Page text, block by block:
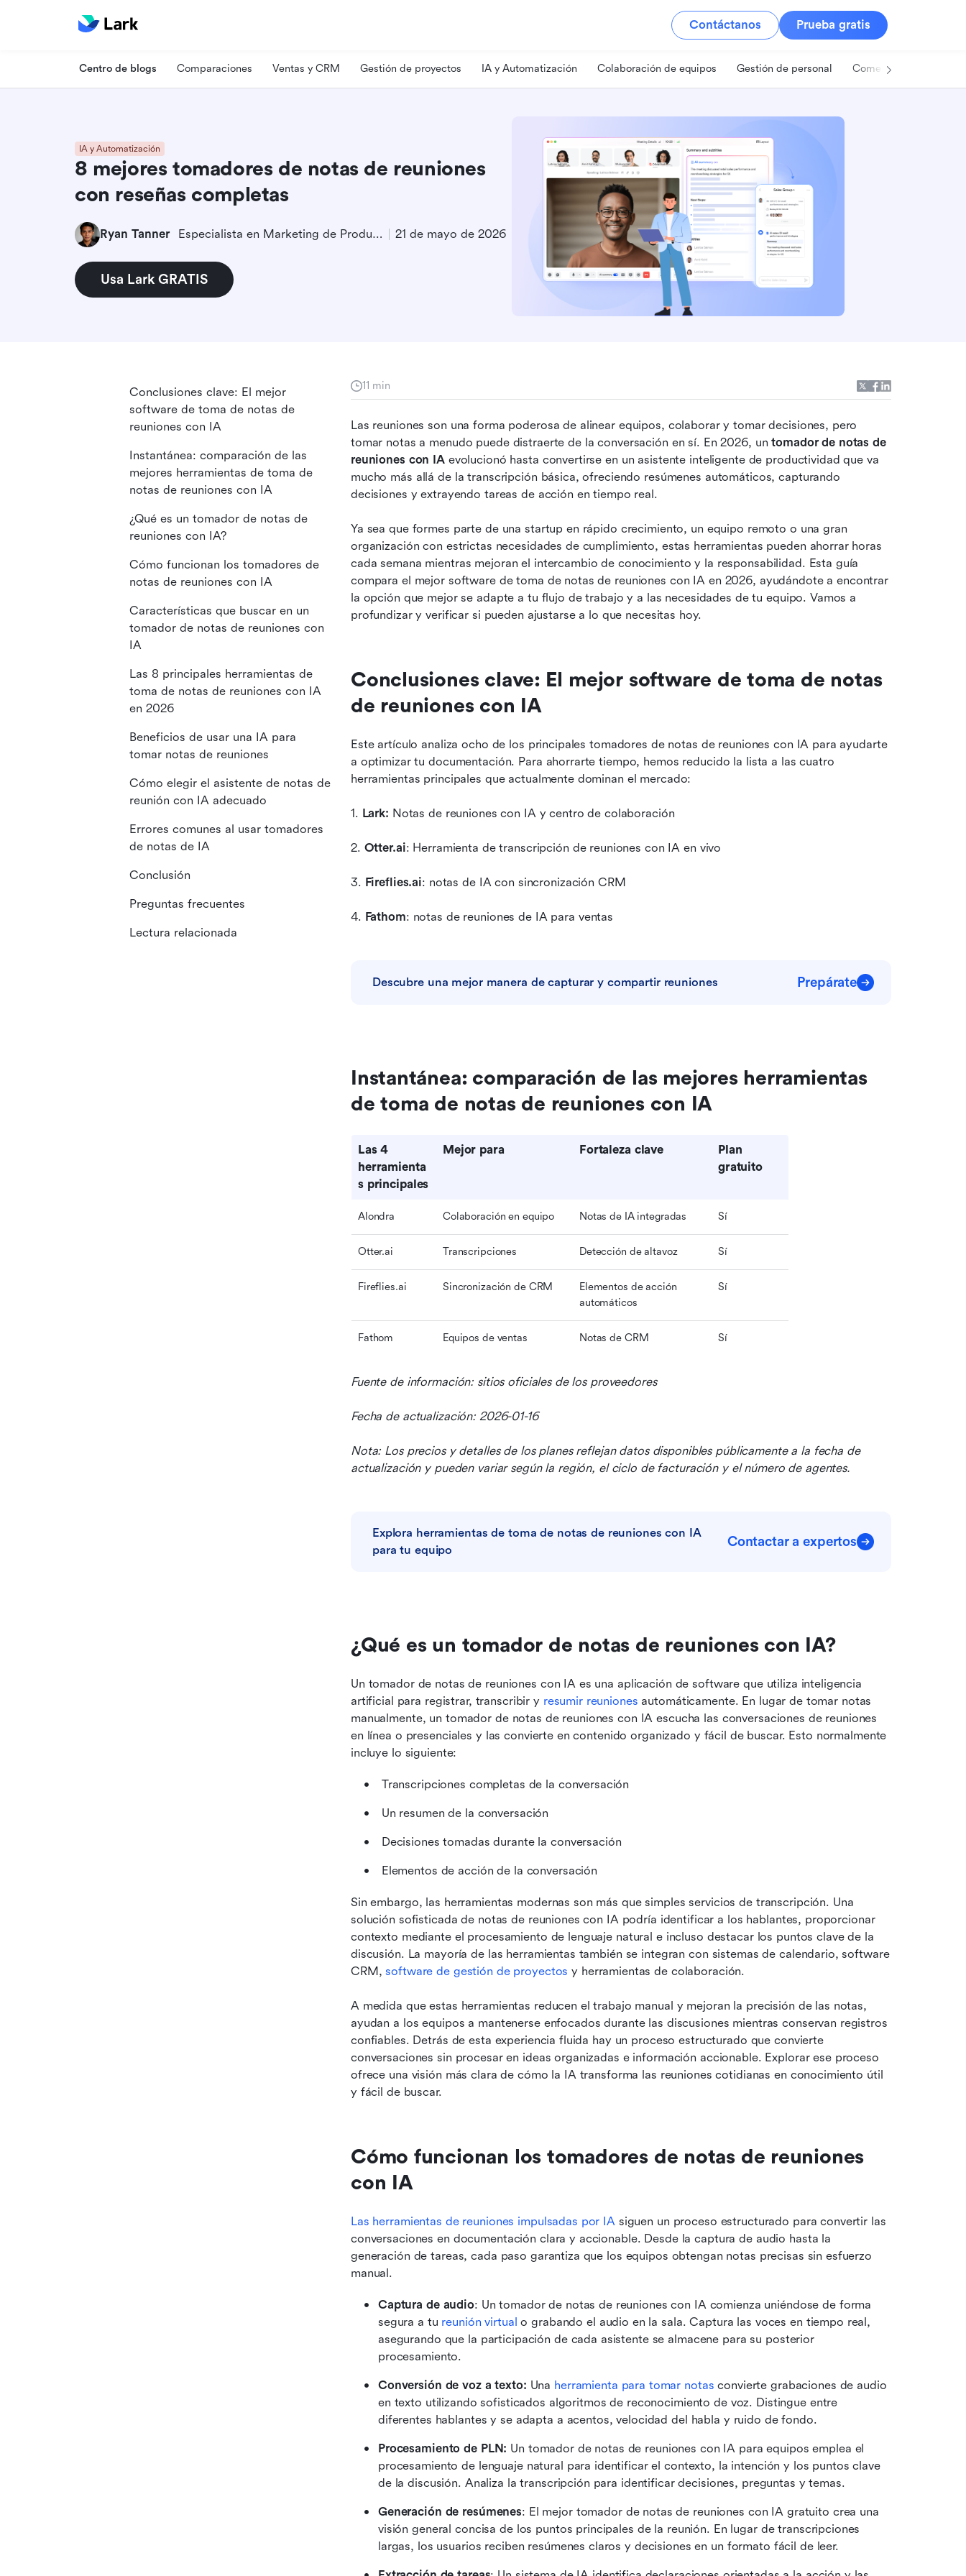
Contáctanos Prueba gratis
Centro de blogs Comparaciones Ventas y CRM Gestión de proyectos IA y Automatización Colaboración de equipos Gestión de personal Comercio minorista
IA y Automatización
8 mejores tomadores de notas de reuniones
con reseñas completas
Ryan Tanner Especialista en Marketing de Producto 21 de mayo de 2026
Usa Lark GRATIS
11 min
Las reuniones son una forma poderosa de alinear equipos, colaborar y tomar decisiones, pero
tomar notas a menudo puede distraerte de la conversación en sí. En 2026, un tomador de notas de
reuniones con IA evolucionó hasta convertirse en un asistente inteligente de productividad que va
mucho más allá de la transcripción básica, ofreciendo resúmenes automáticos, capturando
decisiones y extrayendo tareas de acción en tiempo real.
Ya sea que formes parte de una startup en rápido crecimiento, un equipo remoto o una gran
organización con estrictas necesidades de cumplimiento, estas herramientas pueden ahorrar horas
cada semana mientras mejoran el intercambio de conocimiento y la responsabilidad. Esta guía
compara el mejor software de toma de notas de reuniones con IA en 2026, ayudándote a encontrar
la opción que mejor se adapte a tu flujo de trabajo y a las necesidades de tu equipo. Vamos a
profundizar y verificar si pueden ajustarse a lo que necesitas hoy.
Conclusiones clave: El mejor software de toma de notas
de reuniones con IA
Este artículo analiza ocho de los principales tomadores de notas de reuniones con IA para ayudarte
a optimizar tu documentación. Para ahorrarte tiempo, hemos reducido la lista a las cuatro
herramientas principales que actualmente dominan el mercado:
1. Lark: Notas de reuniones con IA y centro de colaboración
2. Otter.ai: Herramienta de transcripción de reuniones con IA en vivo
3. Fireflies.ai: notas de IA con sincronización CRM
4. Fathom: notas de reuniones de IA para ventas
Descubre una mejor manera de capturar y compartir reuniones Prepárate
Instantánea: comparación de las mejores herramientas
de toma de notas de reuniones con IA
Las 4
herramienta
s principales
Mejor para Fortaleza clave
Plan
gratuito
Alondra Colaboración en equipo Notas de IA integradas Sí
Otter.ai Transcripciones Detección de altavoz Sí
Fireflies.ai Sincronización de CRM
Elementos de acción
automáticos
Sí
Fathom Equipos de ventas Notas de CRM Sí
Fuente de información: sitios oficiales de los proveedores
Fecha de actualización: 2026-01-16
Nota: Los precios y detalles de los planes reflejan datos disponibles públicamente a la fecha de
actualización y pueden variar según la región, el ciclo de facturación y el número de agentes.
Explora herramientas de toma de notas de reuniones con IA
para tu equipo
Contactar a expertos
¿Qué es un tomador de notas de reuniones con IA?
Un tomador de notas de reuniones con IA es una aplicación de software que utiliza inteligencia
artificial para registrar, transcribir y resumir reuniones automáticamente. En lugar de tomar notas
manualmente, un tomador de notas de reuniones con IA escucha las conversaciones de reuniones
en línea o presenciales y las convierte en contenido organizado y fácil de buscar. Esto normalmente
incluye lo siguiente:
Transcripciones completas de la conversación
Un resumen de la conversación
Decisiones tomadas durante la conversación
Elementos de acción de la conversación
Sin embargo, las herramientas modernas son más que simples servicios de transcripción. Una
solución sofisticada de notas de reuniones con IA podría identificar a los hablantes, proporcionar
contexto mediante el procesamiento de lenguaje natural e incluso destacar los puntos clave de la
discusión. La mayoría de las herramientas también se integran con sistemas de calendario, software
CRM, software de gestión de proyectos y herramientas de colaboración.
A medida que estas herramientas reducen el trabajo manual y mejoran la precisión de las notas,
ayudan a los equipos a mantenerse enfocados durante las discusiones mientras conservan registros
confiables. Detrás de esta experiencia fluida hay un proceso estructurado que convierte
conversaciones sin procesar en ideas organizadas e información accionable. Explorar ese proceso
ofrece una visión más clara de cómo la IA transforma las reuniones cotidianas en conocimiento útil
y fácil de buscar.
Cómo funcionan los tomadores de notas de reuniones
con IA
Las herramientas de reuniones impulsadas por IA siguen un proceso estructurado para convertir las
conversaciones en documentación clara y accionable. Desde la captura de audio hasta la
generación de tareas, cada paso garantiza que los equipos obtengan notas precisas sin esfuerzo
manual.
Captura de audio: Un tomador de notas de reuniones con IA comienza uniéndose de forma
segura a tu reunión virtual o grabando el audio en la sala. Captura las voces en tiempo real,
asegurando que la participación de cada asistente se almacene para su posterior
procesamiento.
Conversión de voz a texto: Una herramienta para tomar notas convierte grabaciones de audio
en texto utilizando sofisticados algoritmos de reconocimiento de voz. Distingue entre
diferentes hablantes y se adapta a acentos, velocidad del habla y ruido de fondo.
Procesamiento de PLN: Un tomador de notas de reuniones con IA para equipos emplea el
procesamiento de lenguaje natural para identificar el contexto, la intención y los puntos clave
de la discusión. Analiza la transcripción para identificar decisiones, preguntas y temas.
Generación de resúmenes: El mejor tomador de notas de reuniones con IA gratuito crea una
visión general concisa de los puntos principales de la reunión. En lugar de transcripciones
largas, los usuarios reciben resúmenes claros y decisiones en un formato fácil de leer.
Conclusiones clave: El mejor
software de toma de notas de
reuniones con IA
Instantánea: comparación de las
mejores herramientas de toma de
notas de reuniones con IA
¿Qué es un tomador de notas de
reuniones con IA?
Cómo funcionan los tomadores de
notas de reuniones con IA
Características que buscar en un
tomador de notas de reuniones con
IA
Las 8 principales herramientas de
toma de notas de reuniones con IA
en 2026
Beneficios de usar una IA para
tomar notas de reuniones
Cómo elegir el asistente de notas de
reunión con IA adecuado
Errores comunes al usar tomadores
de notas de IA
Conclusión
Preguntas frecuentes
Lectura relacionada